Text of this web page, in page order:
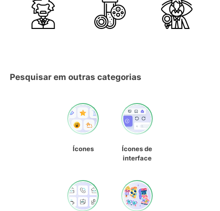
Pesquisar em outras categorias
Ícones
Ícones de
interface